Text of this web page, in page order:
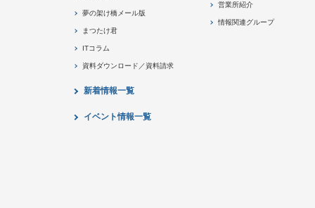
夢の架け橋メール版
まつたけ君
ITコラム
資料ダウンロード／資料請求
新着情報一覧
イベント情報一覧
営業所紹介
情報関連グループ